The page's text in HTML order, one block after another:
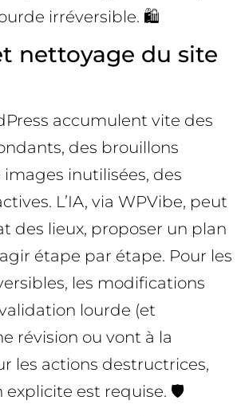
irréversible. 🛍️
nettoyage du site
accumulent vite des
des brouillons
inutilisées, des
L’IA, via WPVibe, peut
des lieux, proposer un plan
étape par étape. Pour les
les modifications
lourde (et
révision ou vont à la
les actions destructrices,
explicite est requise. 🛡️